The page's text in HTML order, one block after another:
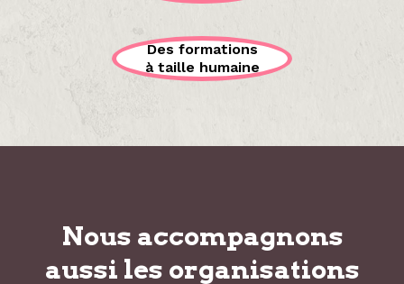
Des formations
à taille humaine
Nous accompagnons
aussi les organisations